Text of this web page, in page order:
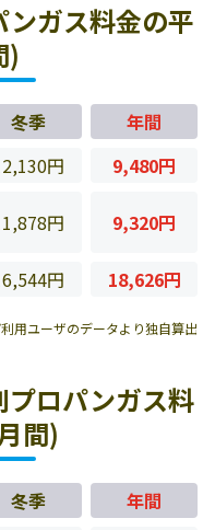
ガス料金の平
)
冬季
年間
円
9,480円
円 9,320円
円 18,626円
用ユーザのデータより独自算出
ロパンガス料
間)
冬季
年間